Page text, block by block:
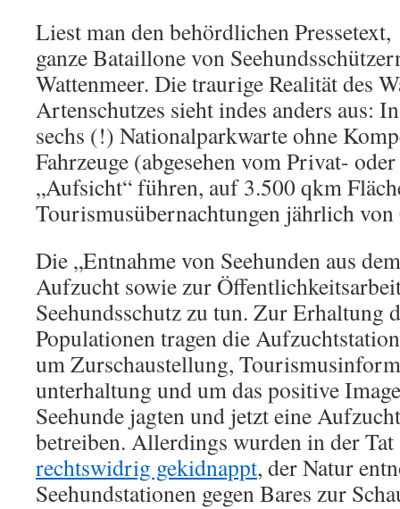
Liest man den behördlichen
ganze Bataillone von
Wattenmeer. Die traurige Realität des
Artenschutzes sieht indes anders aus:
sechs (!) Nationalparkwarte ohne
Fahrzeuge (abgesehen vom Privat-
„Aufsicht“ führen, auf 3.500 qkm
Tourismusübernachtungen jährlich
Die „Entnahme von Seehunden aus
Aufzucht sowie zur
Seehundsschutz zu tun. Zur Erhaltung
Populationen tragen die
um Zurschaustellung,
unterhaltung und um das positive
Seehunde jagten und jetzt eine
betreiben. Allerdings wurden in der
rechtswidrig gekidnappt, der Natur
Seehundstationen gegen Bares zur